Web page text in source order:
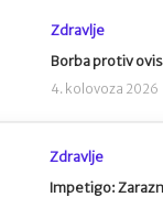
Zdravlje
Borba protiv
4. kolovoza 2026
Zdravlje
Impetigo: